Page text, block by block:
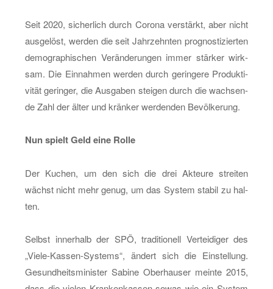
Seit 2020, si­cher­lich durch Co­ro­na ver­stärkt, aber nicht
aus­ge­löst, wer­den die seit Jahr­zehn­ten pro­gnos­ti­zier­ten
de­mo­gra­phi­schen Ver­än­de­run­gen immer stär­ker wirk­
sam. Die Ein­nah­men wer­den durch ge­rin­ge­re Pro­duk­ti­
vi­tät ge­rin­ger, die Aus­ga­ben stei­gen durch die wach­sen­
de Zahl der älter und krän­ker wer­den­den Be­völ­ke­rung.
Nun spielt Geld eine Rolle
Der Ku­chen, um den sich die drei Ak­teu­re strei­ten
wächst nicht mehr genug, um das Sys­tem sta­bil zu hal­
ten.
Selbst in­ner­halb der SPÖ, tra­di­tio­nell Ver­tei­di­ger des
„Vie­le-Kas­sen-Sys­tems“, än­dert sich die Ein­stel­lung.
Ge­sund­heits­mi­nis­ter Sa­bi­ne Ober­hau­ser mein­te 2015,